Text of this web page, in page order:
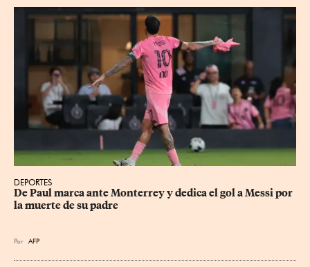
DEPORTES
De Paul marca ante Monterrey y dedica el gol a Messi por
la muerte de su padre
Por AFP